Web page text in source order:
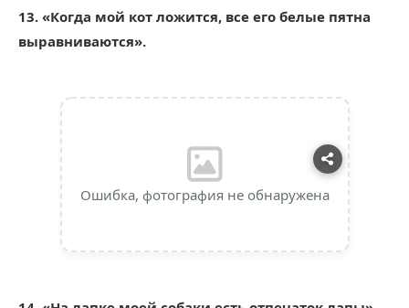
13. «Когда мой кот ложится, все его белые пятна
выравниваются».
Ошибка, фотография не обнаружена